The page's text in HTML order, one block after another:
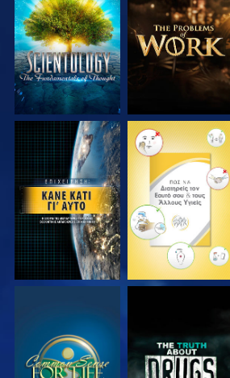
ΕΞΕΡΕΥΝΗΣΤΕ ΤΗ
ΣΕΙΡΑ
ΕΞΕΡΕΥΝΗΣΤΕ ΤΗ
ΣΕΙΡΑ
ΠΑΡΑΚΟΛΟΥΘΗΣΤΕ ΠΑΡΑΚΟΛΟΥΘΗΣΤΕ
ΠΑΡΑΚΟΛΟΥΘΗΣΤΕ ΠΑΡΑΚΟΛΟΥΘΗΣΤΕ